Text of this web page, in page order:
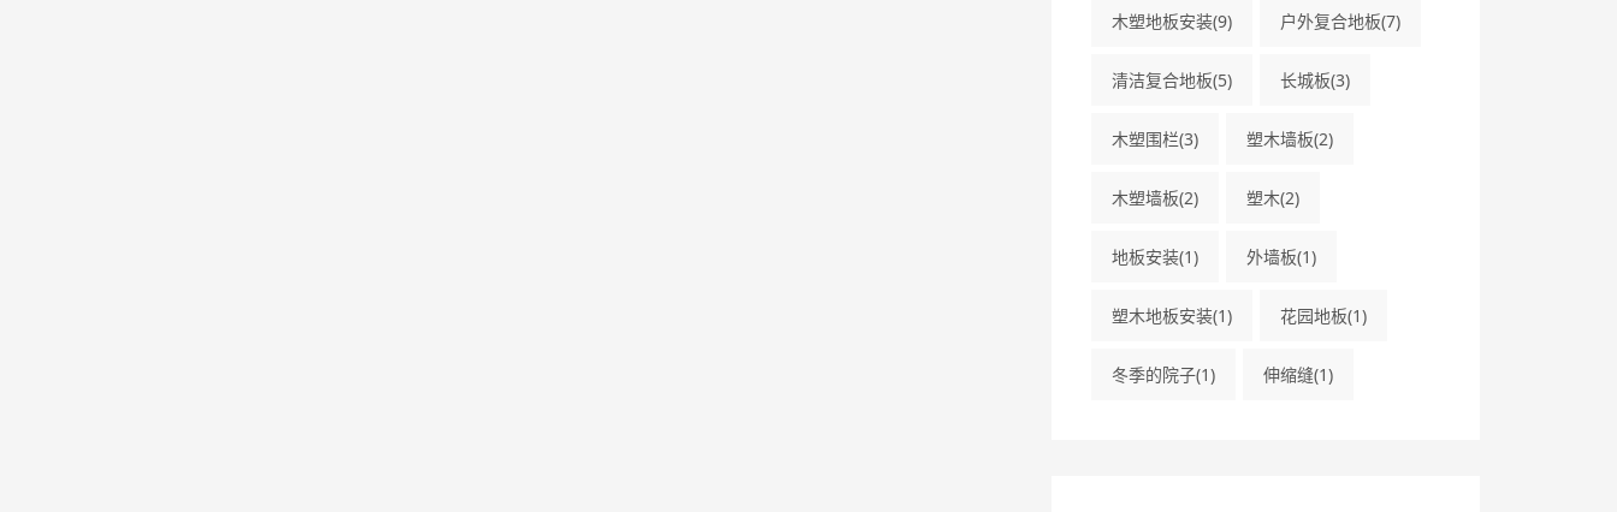
木塑地板安装(9) 户外复合地板(7)
清洁复合地板(5) 长城板(3)
木塑围栏(3) 塑木墙板(2)
木塑墙板(2) 塑木(2)
地板安装(1) 外墙板(1)
塑木地板安装(1) 花园地板(1)
冬季的院子(1) 伸缩缝(1)